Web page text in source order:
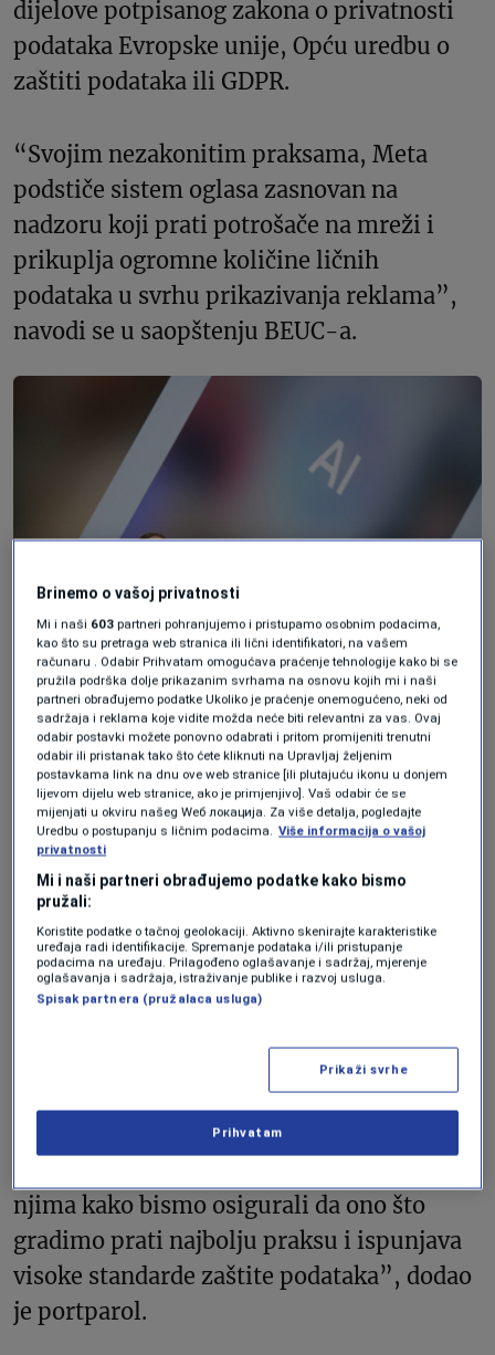
dijelove potpisanog zakona o privatnosti
podataka Evropske unije, Opću uredbu o
zaštiti podataka ili GDPR.
“Svojim nezakonitim praksama, Meta
podstiče sistem oglasa zasnovan na
nadzoru koji prati potrošače na mreži i
prikuplja ogromne količine ličnih
podataka u svrhu prikazivanja reklama”,
navodi se u saopštenju BEUC-a.
FILE PHOTO: Meta CEO Mark Zuckerberg delivers a speech, as the
letters AI for artificial intelligence appear on screen, at the Meta
Connect event at the company's headquarters in Menlo Park, California,
U.S., September 27, 2023. REUTERS/Carlos Barria/File Photo
Meta osporava optužbe.
“Shvatamo naše regulatorne obaveze
izuzetno ozbiljno i uvjereni smo da je naš
pristup u skladu s GDPR-om”, rekao je
glasnogovornik kompanije u izjavi.
“Od 2019. godine revidirali smo privatnost
u Meti. Odgovorni smo za zaštitu
privatnosti ljudi od strane regulatora,
njima kako bismo osigurali da ono što
gradimo prati najbolju praksu i ispunjava
visoke standarde zaštite podataka”, dodao
je portparol.
Brinemo o vašoj privatnosti
Mi i naši 603 partneri pohranjujemo i pristupamo osobnim podacima,
kao što su pretraga web stranica ili lični identifikatori, na vašem
računaru . Odabir Prihvatam omogućava praćenje tehnologije kako bi se
pružila podrška dolje prikazanim svrhama na osnovu kojih mi i naši
partneri obrađujemo podatke Ukoliko je praćenje onemogućeno, neki od
sadržaja i reklama koje vidite možda neće biti relevantni za vas. Ovaj
odabir postavki možete ponovno odabrati i pritom promijeniti trenutni
odabir ili pristanak tako što ćete kliknuti na Upravljaj željenim
postavkama link na dnu ove web stranice [ili plutajuću ikonu u donjem
lijevom dijelu web stranice, ako je primjenjivo]. Vaš odabir će se
mijenjati u okviru našeg Wеб локација. Za više detalja, pogledajte
Uredbu o postupanju s ličnim podacima. Više informacija o vašoj
privatnosti
Mi i naši partneri obrađujemo podatke kako bismo
pružali:
Koristite podatke o tačnoj geolokaciji. Aktivno skenirajte karakteristike
uređaja radi identifikacije. Spremanje podataka i/ili pristupanje
podacima na uređaju. Prilagođeno oglašavanje i sadržaj, mjerenje
oglašavanja i sadržaja, istraživanje publike i razvoj usluga.
Spisak partnera (pružalaca usluga)
Prikaži svrhe
Prihvatam